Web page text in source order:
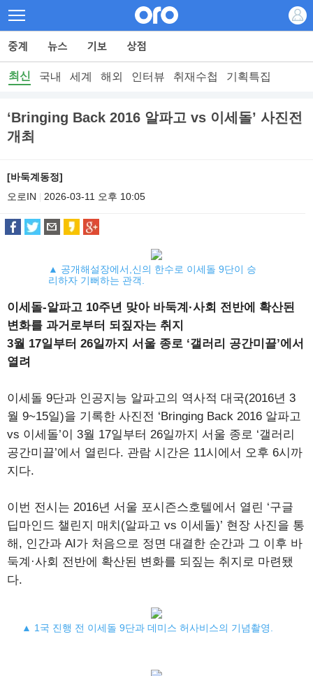
최신 국내 세계 해외 인터뷰 취재수첩 기획특집
‘Bringing Back 2016 알파고 vs 이세돌’ 사진전
개최
[바둑계동정]
오로IN
2026-03-11 오후 10:05
▲ 공개해설장에서,신의 한수로 이세돌 9단이 승
리하자 기뻐하는 관객.
이세돌-알파고 10주년 맞아 바둑계·사회 전반에 확산된
변화를 과거로부터 되짚자는 취지
3월 17일부터 26일까지 서울 종로 ‘갤러리 공간미끌’에서
열려
이세돌 9단과 인공지능 알파고의 역사적 대국(2016년 3
월 9~15일)을 기록한 사진전 ‘Bringing Back 2016 알파고
vs 이세돌’이 3월 17일부터 26일까지 서울 종로 ‘갤러리
공간미끌’에서 열린다. 관람 시간은 11시에서 오후 6시까
지다.
이번 전시는 2016년 서울 포시즌스호텔에서 열린 ‘구글
딥마인드 챌린지 매치(알파고 vs 이세돌)’ 현장 사진을 통
해, 인간과 AI가 처음으로 정면 대결한 순간과 그 이후 바
둑계·사회 전반에 확산된 변화를 되짚는 취지로 마련됐
다.
▲ 1국 진행 전 이세돌 9단과 데미스 허사비스의 기념촬영.